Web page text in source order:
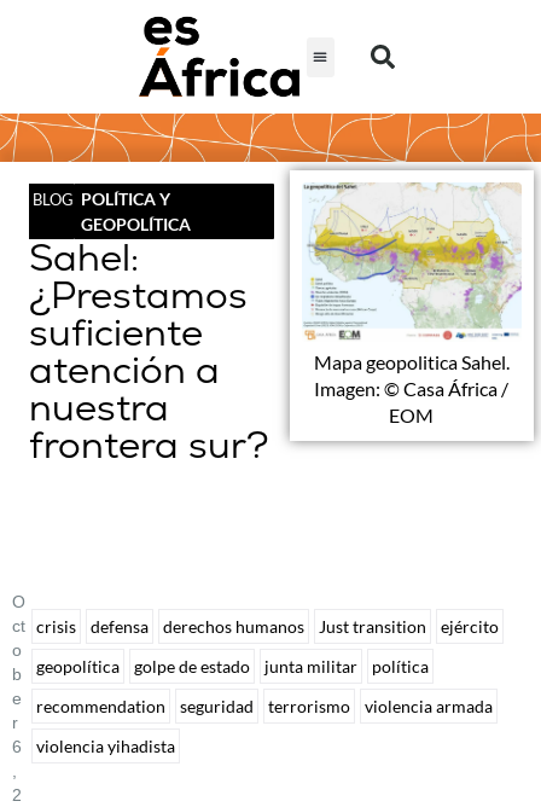
BLOG POLÍTICA Y
GEOPOLÍTICA
Sahel:
¿Prestamos
suficiente
atención a
nuestra
frontera sur?
Mapa geopolitica Sahel.
Imagen: © Casa África /
EOM
O
Ct
O
B
E
R
6
2
crisis defensa derechos humanos Just transition
ejército
geopolítica
golpe de estado junta militar
política
recommendation
seguridad terrorismo
violencia armada
violencia yihadista